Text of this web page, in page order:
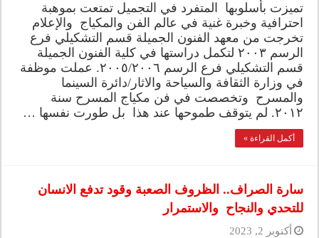
تميزت بأسلوبها المتفرد في التجميل تمتعت بموهبة
احترافية وخبرة غنية في عالم الفن والمكياج والإعلام
تخرجت من معهد الفنون الجميلة قسم التشكيلي فرع
الرسم ٢٠٠٣ لتكمل دراستها في كلية الفنون الجميلة
قسم التشكيلي فرع الرسم ٢٠٠٥/٢٠٠٦. عملت موظفة
في وزارة الثقافة والسياحة والاثار/دائرة السينما
والمسرح وتخصصت في فن مكياج المسرح سنة
٢٠١٢. لم يتوقف طموحها عند هذا بل طورت نفسها …
أكمل القراءة »
سارة الصراف.. الظروف الصعبة وقود تدفع الانسان
للتحدي والنجاح والاستمرار
أكتوبر 2, 2023